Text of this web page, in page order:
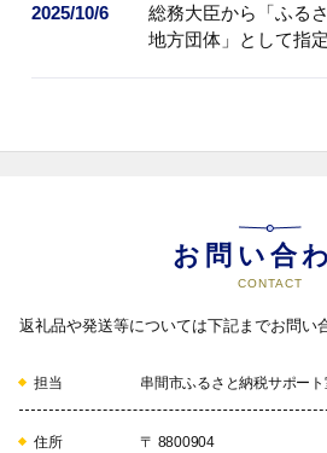
2025/10/6
総務大臣から「ふる
地方団体」として指
お問い合
CONTACT
返礼品や発送等については下記までお問い
担当 串間市ふるさと納税サポー
住所
〒 8800904